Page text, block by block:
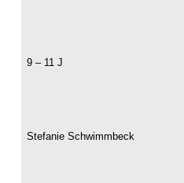
9 – 11 J
Stefanie Schwimmbeck